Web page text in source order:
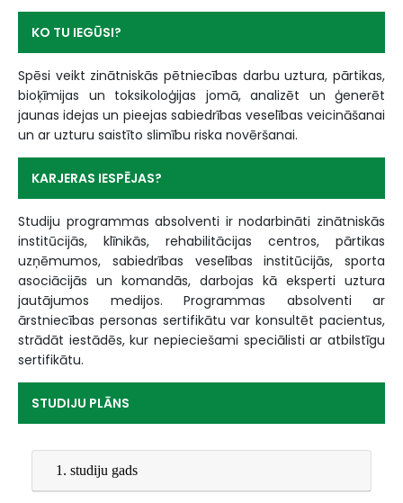
KO TU IEGŪSI?
Spēsi veikt zinātniskās pētniecības darbu uztura, pārtikas,
bioķīmijas un toksikoloģijas jomā, analizēt un ģenerēt
jaunas idejas un pieejas sabiedrības veselības veicināšanai
un ar uzturu saistīto slimību riska novēršanai.
KARJERAS IESPĒJAS?
Studiju programmas absolventi ir nodarbināti zinātniskās
institūcijās, klīnikās, rehabilitācijas centros, pārtikas
uzņēmumos, sabiedrības veselības institūcijās, sporta
asociācijās un komandās, darbojas kā eksperti uztura
jautājumos medijos. Programmas absolventi ar
ārstniecības personas sertifikātu var konsultēt pacientus,
strādāt iestādēs, kur nepieciešami speciālisti ar atbilstīgu
sertifikātu.
STUDIJU PLĀNS
1. studiju gads